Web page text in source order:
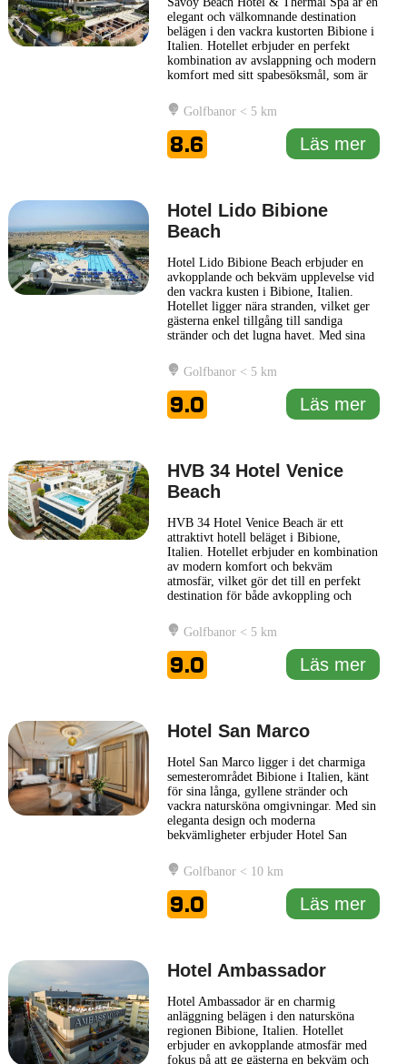
elegant och välkomnande destination
belägen i den vackra kustorten Bibione i
Italien. Hotellet erbjuder en perfekt
kombination av avslappning och modern
komfort med sitt spabesöksmål, som är
termalavdelning. Här har gästerna
tillgång till ett brett utbud av
behandlingar och terapier som bidrar till
total avkoppling och förnyelse, vilket...
Läs mer
Golfbanor < 5 km
8.6 Läs mer
Hotel Lido Bibione
Beach
Hotel Lido Bibione Beach erbjuder en
avkopplande och bekväm upplevelse vid
den vackra kusten i Bibione, Italien.
Hotellet ligger nära stranden, vilket ger
gästerna enkel tillgång till sandiga
stränder och det lugna havet. Med sina
inredda rum, strävar Hotel Lido Bibione
Beach efter att skapa en trivsam miljö
för både par och familjer. Hotellet har en
restaurang som
... Läs mer
Golfbanor < 5 km
9.0 Läs mer
HVB 34 Hotel Venice
Beach
HVB 34 Hotel Venice Beach är ett
attraktivt hotell beläget i Bibione,
Italien. Hotellet erbjuder en kombination
av modern komfort och bekväm
atmosfär, vilket gör det till en perfekt
destination för både avkoppling och
stranden och lokala attraktioner, är HVB
34 Hotel Venice Beach idealiskt för
gäster som vill utforska regionens
skönhet. Hotellet har en rad... Läs mer
Golfbanor < 5 km
9.0 Läs mer
Hotel San Marco
Hotel San Marco ligger i det charmiga
semesterområdet Bibione i Italien, känt
för sina långa, gyllene stränder och
vackra natursköna omgivningar. Med sin
eleganta design och moderna
bekvämligheter erbjuder Hotel San
vistelse för både familjer och par.
Hotellet ligger i närheten av
strandpromenaden och erbjuder gästerna
enkel tillgång till stranden, vilket gör det
till... Läs mer
Golfbanor < 10 km
9.0 Läs mer
Hotel Ambassador
Hotel Ambassador är en charmig
anläggning belägen i den natursköna
regionen Bibione, Italien. Hotellet
erbjuder en avkopplande atmosfär med
fokus på att ge gästerna en bekväm och